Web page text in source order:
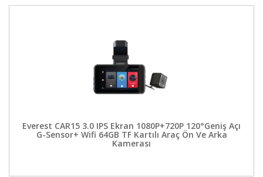
Everest CAR15 3.0 IPS Ekran 1080P+720P 120°Geniş Açı
G-Sensor+ Wifi 64GB TF Kartılı Araç Ön Ve Arka
Kamerası